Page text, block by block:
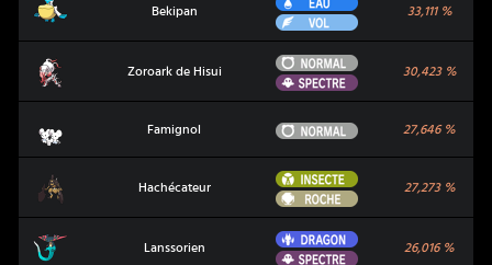
Bekipan
Vol
33,111%
Zoroark de Hisui
Normal
Spectre
30,423%
Famignol Normal 27,646%
Hachécateur
Insecte
Roche
27,273%
Lanssorien
Dragon
Spectre
26,016%